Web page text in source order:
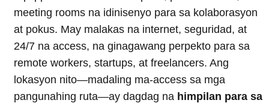
meeting rooms na idinisenyo para sa kolaborasyon
at pokus. May malakas na internet, seguridad, at
24/7 na access, na ginagawang perpekto para sa
remote workers, startups, at freelancers. Ang
lokasyon nito—madaling ma-access sa mga
pangunahing ruta—ay dagdag na himpilan para sa